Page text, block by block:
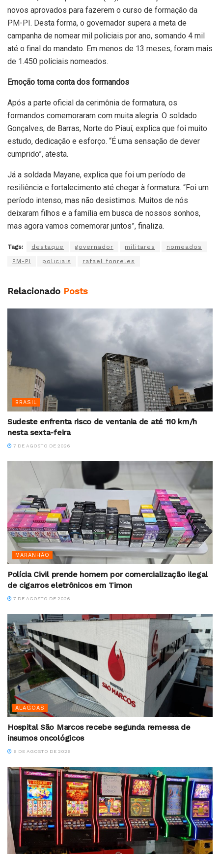
novos aprovados para fazerem o curso de formação da
PM-PI. Desta forma, o governador supera a meta de
campanha de nomear mil policiais por ano, somando 4 mil
até o final do mandato. Em menos de 13 meses, foram mais
de 1.450 policiais nomeados.
Emoção toma conta dos formandos
Após a parte oficial da cerimônia de formatura, os
formandos comemoraram com muita alegria. O soldado
Gonçalves, de Barras, Norte do Piauí, explica que foi muito
estudo, dedicação e esforço. “É uma sensação de dever
cumprido”, atesta.
Já a soldada Mayane, explica que foi um período de
resiliência e fortalecimento até chegar à formatura. “Foi um
período intenso, mas não desistimos. Muitos de nós
deixaram filhos e a família em busca de nossos sonhos,
mas agora vamos comemorar juntos”, finaliza.
Tags: destaque governador militares nomeados
PM-PI policiais rafael fonreles
Relacionado Posts
BRASIL
Sudeste enfrenta risco de ventania de até 110 km/h
nesta sexta-feira
7 DE AGOSTO DE 2026
MARANHÃO
Polícia Civil prende homem por comercialização ilegal
de cigarros eletrônicos em Timon
7 DE AGOSTO DE 2026
ALAGOAS
Hospital São Marcos recebe segunda remessa de
insumos oncológicos
6 DE AGOSTO DE 2026